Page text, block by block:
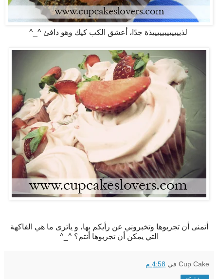
لذييييييييييييذة جدًا، أعشق الكب كيك وهو دافئ ^_^
أتمنى أن تجربوها وتخبروني عن رأيكم بها، و ياترى ما هي الفاكهة
التي يمكن أن تجربوها أنتم؟ ^_^
Cup Cake في 4:58 م